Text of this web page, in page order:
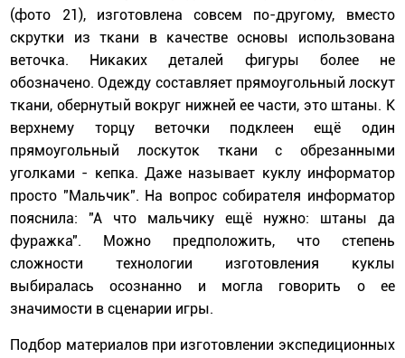
(фото 21), изготовлена совсем по-другому, вместо
скрутки из ткани в качестве основы использована
веточка. Никаких деталей фигуры более не
обозначено. Одежду составляет прямоугольный лоскут
ткани, обернутый вокруг нижней ее части, это штаны. К
верхнему торцу веточки подклеен ещё один
прямоугольный лоскуток ткани с обрезанными
уголками - кепка. Даже называет куклу информатор
просто "Мальчик". На вопрос собирателя информатор
пояснила: "А что мальчику ещё нужно: штаны да
фуражка". Можно предположить, что степень
сложности технологии изготовления куклы
выбиралась осознанно и могла говорить о ее
значимости в сценарии игры.
Подбор материалов при изготовлении экспедиционных